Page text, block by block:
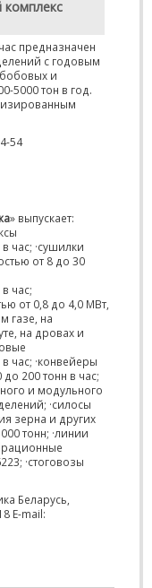
комплекс
предназначен
с годовым
и
5000 тон в год.
54
» выпускает:
час; ·сушилки
от 8 до 30
час;
от 0,8 до 4,0 МВт,
газе, на
на дровах и
час; ·конвейеры
200 тонн в час;
и модульного
·силосы
зерна и других
тонн; ·линии
·стоговозы
Беларусь,
E-mail: